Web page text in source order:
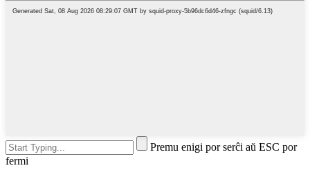
Premu enigi por serĉi aŭ ESC por
fermi